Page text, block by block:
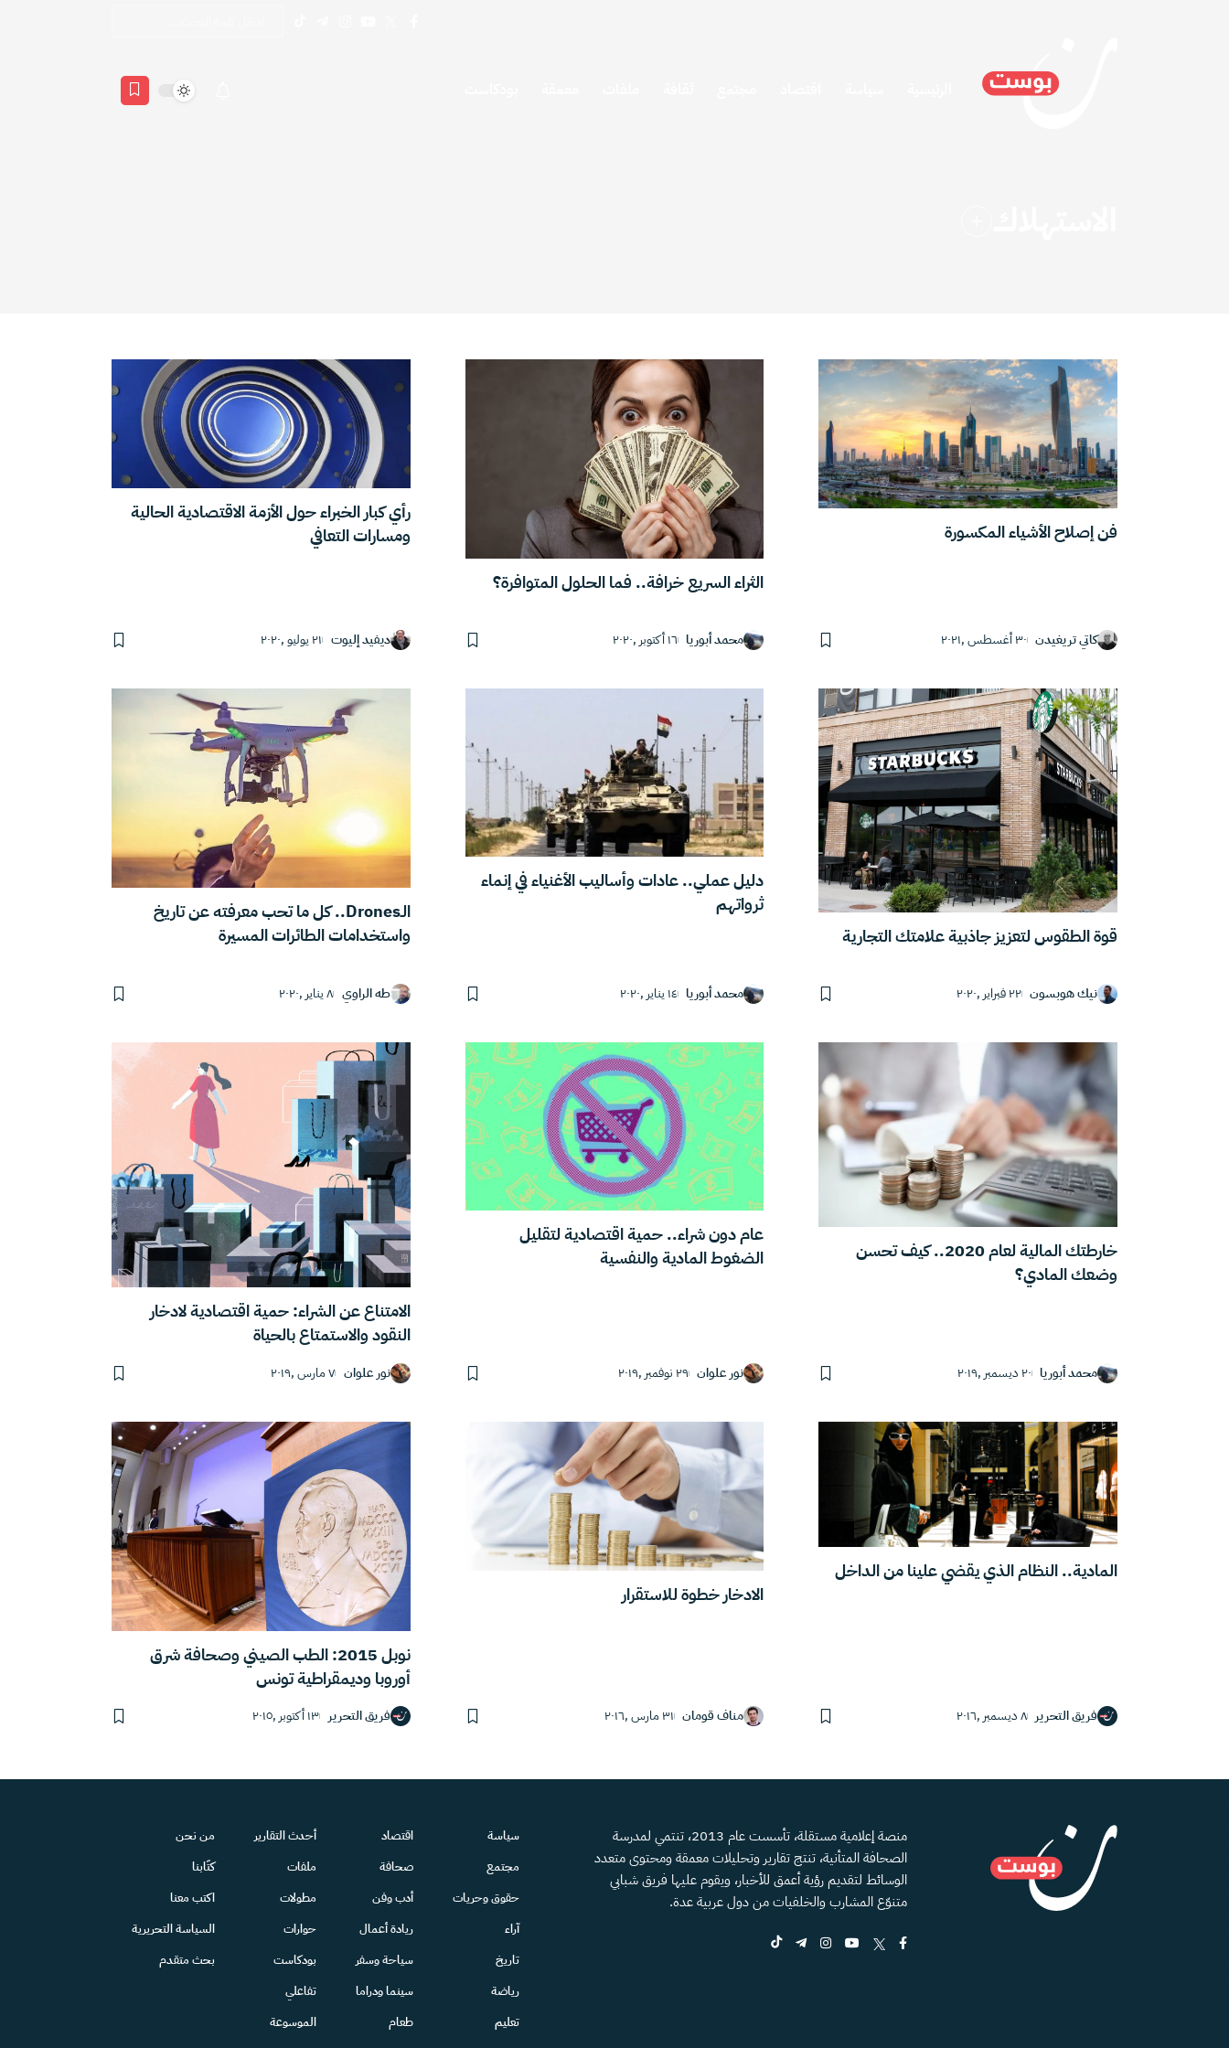
فن إصلاح الأشياء المكسورة
كاتي تريغيدن ٣٠ أغسطس ,٢٠٢١
الثراء السريع خرافة.. فما الحلول المتوافرة؟
محمد أبوريا ١٦ أكتوبر ,٢٠٢٠
رأي كبار الخبراء حول الأزمة الاقتصادية الحالية
ومسارات التعافي
ديفيد إليوت ٢١ يوليو ,٢٠٢٠
قوة الطقوس لتعزيز جاذبية علامتك التجارية
نيك هوبسون ٢٢ فبراير ,٢٠٢٠
دليل عملي.. عادات وأساليب الأغنياء في إنماء
ثرواتهم
محمد أبوريا ١٤ يناير ,٢٠٢٠
الـDrones.. كل ما تحب معرفته عن تاريخ
واستخدامات الطائرات المسيرة
طه الراوي ٨ يناير ,٢٠٢٠
خارطتك المالية لعام 2020.. كيف تحسن
وضعك المادي؟
محمد أبوريا ٢٠ ديسمبر ,٢٠١٩
عام دون شراء.. حمية اقتصادية لتقليل
الضغوط المادية والنفسية
نور علوان ٢٩ نوفمبر ,٢٠١٩
الامتناع عن الشراء: حمية اقتصادية لادخار
النقود والاستمتاع بالحياة
نور علوان ٧ مارس ,٢٠١٩
المادية.. النظام الذي يقضي علينا من الداخل
فريق التحرير ٨ ديسمبر ,٢٠١٦
الادخار خطوة للاستقرار
مناف قومان ٣١ مارس ,٢٠١٦
نوبل 2015: الطب الصيني وصحافة شرق
أوروبا وديمقراطية تونس
فريق التحرير ١٣ أكتوبر ,٢٠١٥
منصة إعلامية مستقلة، تأسست عام 2013، تنتمي لمدرسة
الصحافة المتأنية، تنتج تقارير وتحليلات معمقة ومحتوى متعدد
الوسائط لتقديم رؤية أعمق للأخبار، ويقوم عليها فريق شبابي
متنوّع المشارب والخلفيات من دول عربية عدة.
سياسة
مجتمع
حقوق وحريات
آراء
تاريخ
رياضة
تعليم
اقتصاد
صحافة
أدب وفن
ريادة أعمال
سياحة وسفر
سينما ودراما
طعام
أحدث التقارير
ملفات
مطولات
حوارات
بودكاست
تفاعلي
الموسوعة
من نحن
كتّابنا
اكتب معنا
السياسة التحريرية
بحث متقدم